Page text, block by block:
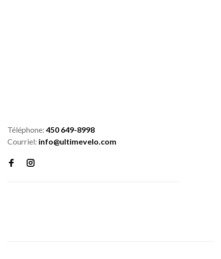
Téléphone: 450 649-8998
Courriel: info@ultimevelo.com